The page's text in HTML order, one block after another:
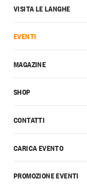
CONTATTI
CARICA EVENTO
PROMOZIONE EVENTI
VISITA LE LANGHE
EVENTI
MAGAZINE
SHOP